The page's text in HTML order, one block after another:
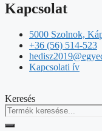
Kapcsolat
5000 Szolnok,
+36 (56) 514-523
Kapcsolati ív
Keresés